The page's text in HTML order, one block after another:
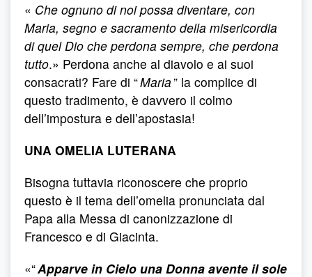
« Che ognuno di noi possa diventare, con
Maria, segno e sacramento della misericordia
di quel Dio che perdona sempre, che perdona
tutto.» Perdona anche al diavolo e ai suoi
consacrati? Fare di “Maria” la complice di
questo tradimento, è davvero il colmo
dell’impostura e dell’apostasia!
UNA OMELIA LUTERANA
Bisogna tuttavia riconoscere che proprio
questo è il tema dell’omelia pronunciata dal
Papa alla Messa di canonizzazione di
Francesco e di Giacinta.
«“Apparve in Cielo una Donna avente il sole